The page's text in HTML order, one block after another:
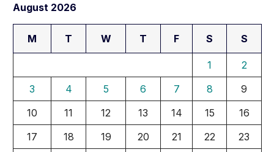
August 2026
M T W T F S S
1
2
3
4 5 6 7 8
9
10
11 12 13 14 15
16
17
18 19 20 21 22
23